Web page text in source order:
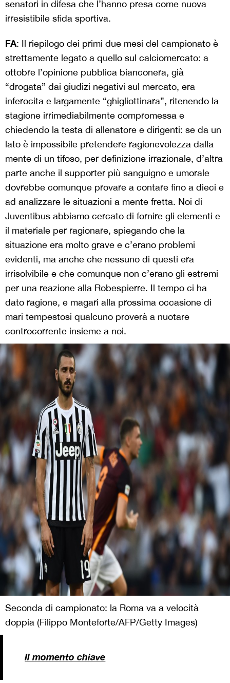
senatori in difesa che l’hanno presa come nuova
irresistibile sfida sportiva.
FA: Il riepilogo dei primi due mesi del campionato è
strettamente legato a quello sul calciomercato: a
ottobre l’opinione pubblica bianconera, già
“drogata” dai giudizi negativi sul mercato, era
inferocita e largamente “ghigliottinara”, ritenendo la
stagione irrimediabilmente compromessa e
chiedendo la testa di allenatore e dirigenti: se da un
lato è impossibile pretendere ragionevolezza dalla
mente di un tifoso, per definizione irrazionale, d’altra
parte anche il supporter più sanguigno e umorale
dovrebbe comunque provare a contare fino a dieci e
ad analizzare le situazioni a mente fretta. Noi di
Juventibus abbiamo cercato di fornire gli elementi e
il materiale per ragionare, spiegando che la
situazione era molto grave e c’erano problemi
evidenti, ma anche che nessuno di questi era
irrisolvibile e che comunque non c’erano gli estremi
per una reazione alla Robespierre. Il tempo ci ha
dato ragione, e magari alla prossima occasione di
mari tempestosi qualcuno proverà a nuotare
controcorrente insieme a noi.
Seconda di campionato: la Roma va a velocità
doppia (Filippo Monteforte/AFP/Getty Images)
Il momento chiave